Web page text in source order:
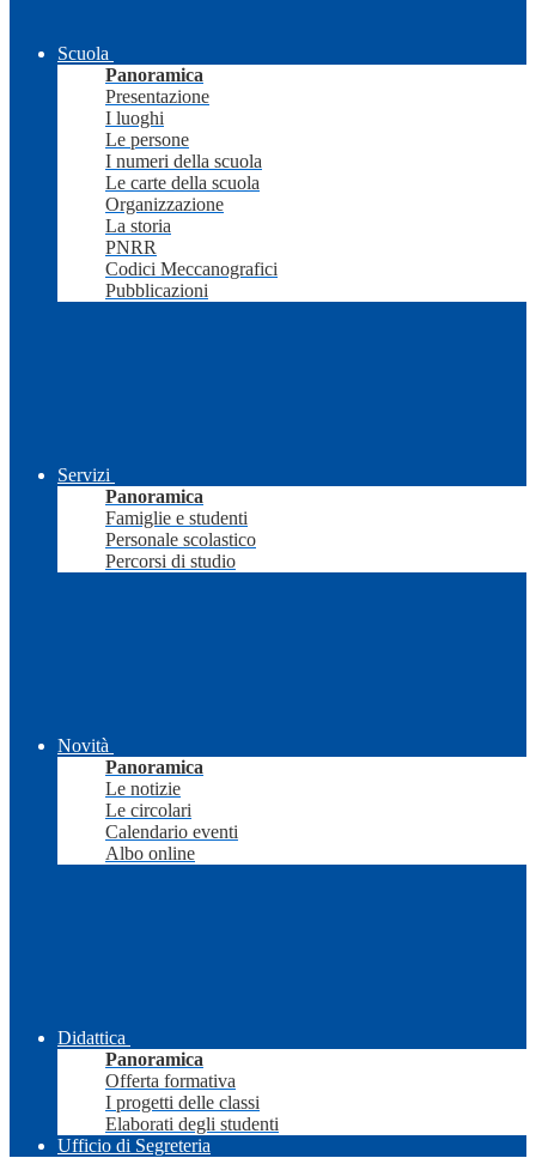
Scuola
Panoramica
Presentazione
I luoghi
Le persone
I numeri della scuola
Le carte della scuola
Organizzazione
La storia
PNRR
Codici Meccanografici
Pubblicazioni
Servizi
Panoramica
Famiglie e studenti
Personale scolastico
Percorsi di studio
Novità
Panoramica
Le notizie
Le circolari
Calendario eventi
Albo online
Didattica
Panoramica
Offerta formativa
I progetti delle classi
Elaborati degli studenti
Ufficio di Segreteria